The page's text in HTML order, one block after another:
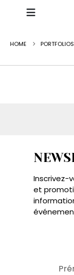
HOME PORTFOLIOS
Inscrivez-
et